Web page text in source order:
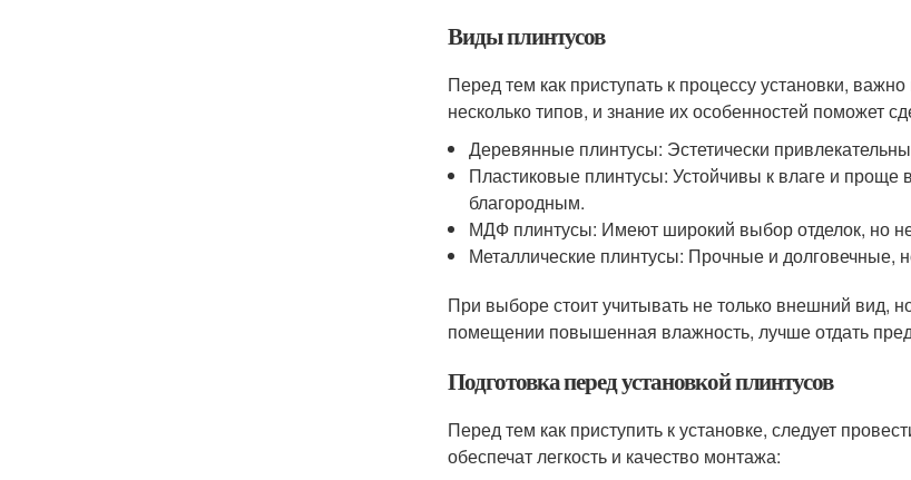
Виды плинтусов
Перед тем как приступать к процессу установки,
несколько типов, и знание их особенностей поможет
Деревянные плинтусы: Эстетически
Пластиковые плинтусы: Устойчивы к влаге и
благородным.
МДФ плинтусы: Имеют широкий выбор отделок, но
Металлические плинтусы: Прочные и долговечные,
При выборе стоит учитывать не только внешний вид,
помещении повышенная влажность, лучше отдать
Подготовка перед установкой плинтусов
Перед тем как приступить к установке, следует
обеспечат легкость и качество монтажа: